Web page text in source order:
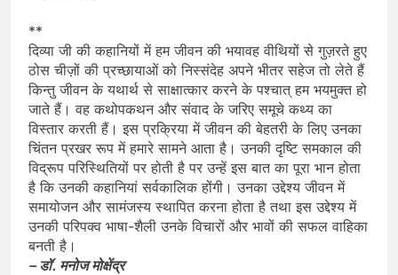
**
दिव्या जी की कहानियों में हम जीवन की भयावह वीथियों से गुज़रते हुए
ठोस चीज़ों की प्रच्छायाओं को निस्संदेह अपने भीतर सहेज तो लेते हैं
किन्तु जीवन के यथार्थ से साक्षात्कार करने के पश्चात् हम भयमुक्त हो
जाते हैं। वह कथोपकथन और संवाद के जरिए समूचे कथ्य का
विस्तार करती हैं। इस प्रक्रिया में जीवन की बेहतरी के लिए उनका
चिंतन प्रखर रूप में हमारे सामने आता है। उनकी दृष्टि समकाल की
विद्रूप परिस्थितियों पर होती है पर उन्हें इस बात का पूरा भान होता
है कि उनकी कहानियां सर्वकालिक होंगी। उनका उद्देश्य जीवन में
समायोजन और सामंजस्य स्थापित करना होता है तथा इस उद्देश्य में
उनकी परिपक्व भाषा-शैली उनके विचारों और भावों की सफल वाहिका
बनती है।
– डॉ. मनोज मोक्षेंद्र